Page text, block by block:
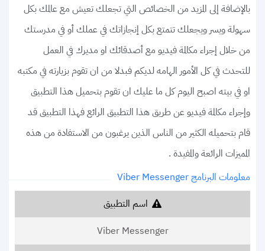
بالإضافة إلى المزيد من الخصائص التي تجعلك تعيش مع عالمك بكل
سهولة ويسر ويجعلك تتمتع بكل إنجازاتك في عملك أو في مدرستك
من خلال إجراء مكالمة فيديو مع أصدقائك او مديرك في العمل
للتحدث في كل الأمور الهامه لديكم فبدلا من ان تقوم بزيارته في مكتبه
او في بيته اصبح اليوم كل ما عليك ان تقوم بتحميل هذا التطبيق
وإجراء مكالمة فيديو عن طريق هذا التطبيق الرائع فهذا التطبيق قد
قام بتحميله الكثير من الناس الذين يرغبون من الاستفادة من هذه
المميزات الرائعة والمفيدة .
معلومات البرنامج Viber Messenger
اسم التطبيق
Viber Messenger